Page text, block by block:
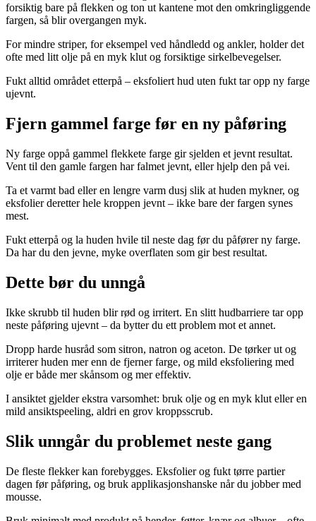
forsiktig bare på flekken og ton ut kantene mot den omkringliggende
fargen, så blir overgangen myk.
For mindre striper, for eksempel ved håndledd og ankler, holder det
ofte med litt olje på en myk klut og forsiktige sirkelbevegelser.
Fukt alltid området etterpå – eksfoliert hud uten fukt tar opp ny farge
ujevnt.
Fjern gammel farge før en ny påføring
Ny farge oppå gammel flekkete farge gir sjelden et jevnt resultat.
Vent til den gamle fargen har falmet jevnt, eller hjelp den på vei.
Ta et varmt bad eller en lengre varm dusj slik at huden mykner, og
eksfolier deretter hele kroppen jevnt – ikke bare der fargen synes
mest.
Fukt etterpå og la huden hvile til neste dag før du påfører ny farge.
Da har du den jevne, myke overflaten som gir best resultat.
Dette bør du unngå
Ikke skrubb til huden blir rød og irritert. En slitt hudbarriere tar opp
neste påføring ujevnt – da bytter du ett problem mot et annet.
Dropp harde husråd som sitron, natron og aceton. De tørker ut og
irriterer huden mer enn de fjerner farge, og mild eksfoliering med
olje er både mer skånsom og mer effektiv.
I ansiktet gjelder ekstra varsomhet: bruk olje og en myk klut eller en
mild ansiktspeeling, aldri en grov kroppsscrub.
Slik unngår du problemet neste gang
De fleste flekker kan forebygges. Eksfolier og fukt tørre partier
dagen før påføring, og bruk applikasjonshanske når du jobber med
mousse.